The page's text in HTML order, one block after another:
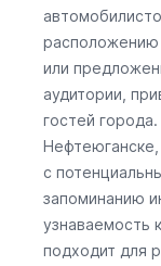
расположению
или
аудитории,
гостей
с
запоминанию
узнаваемость
подходит для